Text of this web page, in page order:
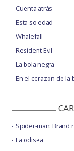
Cuenta atrás
Esta soledad
Whalefall
Resident Evil
La bola negra
En el corazón de la
Spider-man: Brand
La odisea